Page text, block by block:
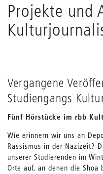
Position
auf
der
Projekte und
Vergangene
Studiengangs
Fünf Hörstücke im rbb
Wie erinnern wir uns an
Rassismus in der Nazizeit?
unserer Studierenden im
Orte auf, an denen die